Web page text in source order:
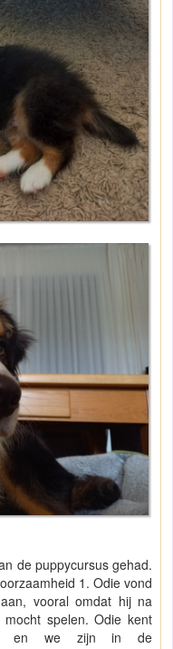
de puppycursus gehad.
1. Odie vond
vooral omdat hij na
spelen. Odie kent
en we zijn in de